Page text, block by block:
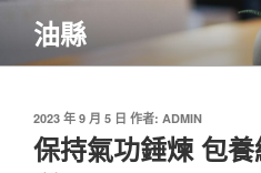
主
油縣
發
佈
於
2023 年 9 月 5 日 作者: ADMIN
保持氣功錘煉 包